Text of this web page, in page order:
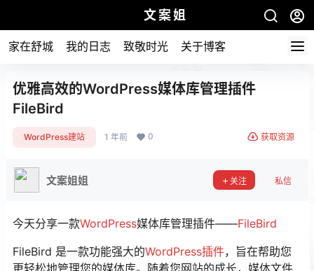
文案姐
家在舒城 我的日志 致敬时光 关于博客
优雅高效的WordPress媒体库管理插件
FileBird
WordPress建站 1 年前 0 获取资源
文案姐姐 关注 私信
今天分享一款WordPress媒体库管理插件——FileBird
FileBird 是一款功能强大的WordPress插件，旨在帮助您
更轻松地管理您的媒体库。随着您网站的成长，媒体文件